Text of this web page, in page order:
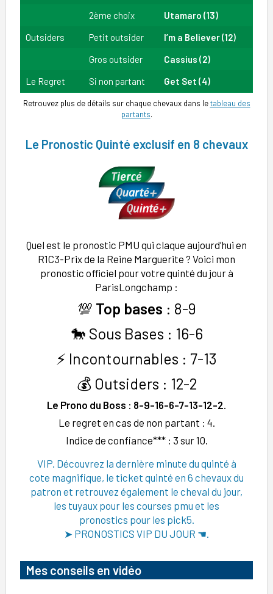
2ème choix
Utamaro (13)
Outsiders
Petit outsider
I’m a Believer (12)
Gros outsider
Cassius (2)
Le Regret
Si non partant Get Set (4)
Retrouvez plus de détails sur chaque chevaux dans letableau des
partants.
Le Pronostic Quinté exclusif en 8 chevaux
Quel est le pronostic PMU qui claque aujourd’hui en
R1C3-Prix de la Reine Marguerite ? Voici mon
pronostic officiel pour votre quinté du jour à
ParisLongchamp :
💯 Top bases : 8-9
🐎 Sous Bases : 16-6
⚡ Incontournables : 7-13
💰 Outsiders : 12-2
Le Prono du Boss : 8-9-16-6-7-13-12-2.
Le regret en cas de non partant : 4.
Indice de confiance*** : 3 sur 10.
VIP. Découvrez la dernière minute du quinté à
cote magnifique, le ticket quinté en 6 chevaux du
patron et retrouvez également le cheval du jour,
les tuyaux pour les courses pmu et les
pronostics pour les pick5.
➤ PRONOSTICS VIP DU JOUR ☚.
Mes conseils en vidéo